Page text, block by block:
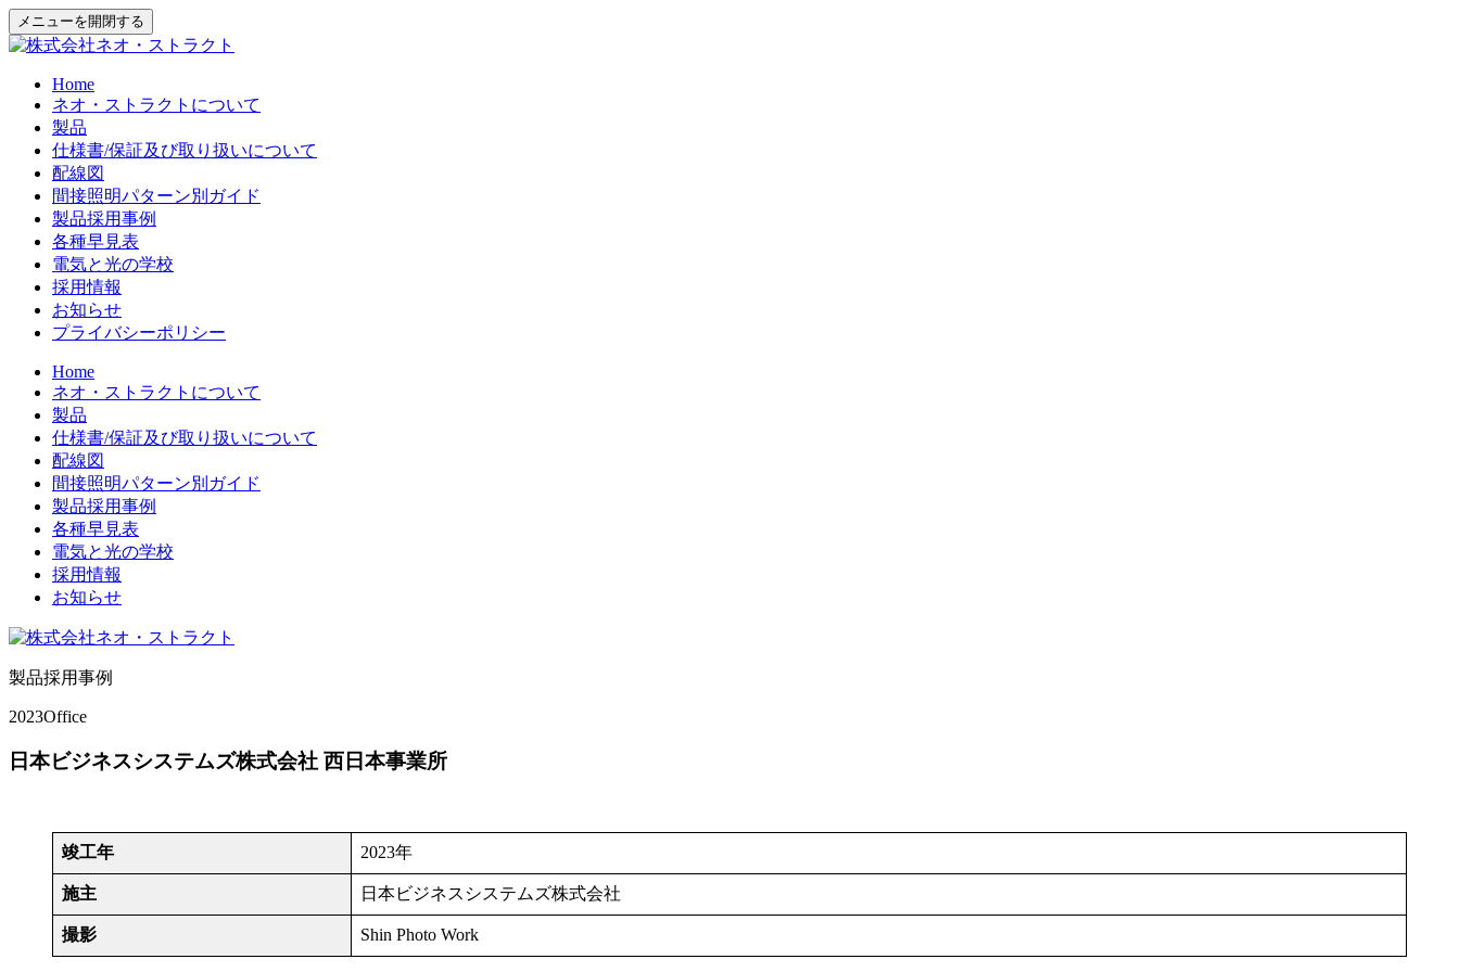
メニューを開閉する
Home
ネオ・ストラクトについて
製品
仕様書/保証及び取り扱いについて
配線図
間接照明パターン別ガイド
製品採用事例
各種早見表
電気と光の学校
採用情報
お知らせ
プライバシーポリシー
Home
ネオ・ストラクトについて
製品
仕様書/保証及び取り扱いについて
配線図
間接照明パターン別ガイド
製品採用事例
各種早見表
電気と光の学校
採用情報
お知らせ
製品採用事例
2023Office
日本ビジネスシステムズ株式会社 西日本事業所
竣工年 2023年
施主 日本ビジネスシステムズ株式会社
撮影 Shin Photo Work